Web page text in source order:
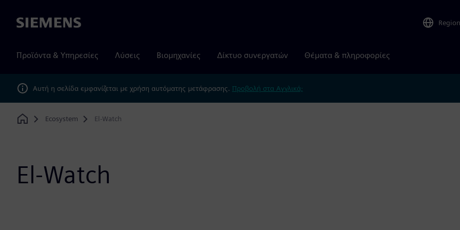
Siemens Region
Προϊόντα & Υπηρεσίες Λύσεις Βιομηχανίες Δίκτυο συνεργατών Θέματα & πληροφορίες
Αυτή η σελίδα εμφανίζεται με χρήση αυτόματης μετάφρασης. Προβολή στα Αγγλικά;
Home
Ecosystem El-Watch
El-Watch